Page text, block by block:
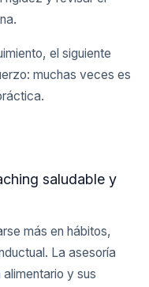
el siguiente
muchas veces es
saludable y
más en hábitos,
La asesoría
y sus